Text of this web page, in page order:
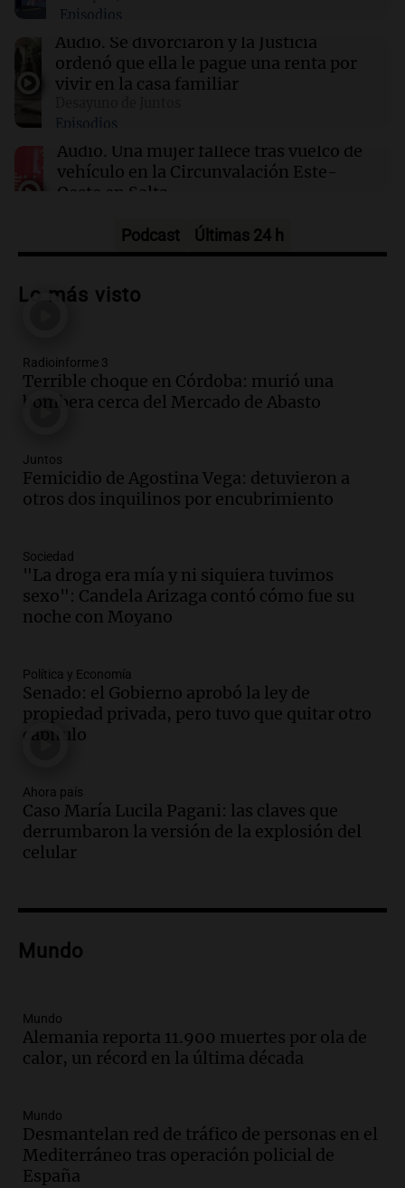
10:32 Mundo
Alemania reporta 11.900 muertes por ola de
calor, un récord en la última década
10:31 Fútbol
Messi respondió sobre el rumor que vinculaba
a su hijo Thiago con Barcelona
Episodios
Audio. Se divorciaron y la Justicia
ordenó que ella le pague una renta por
vivir en la casa familiar
Episodios
Audio. Una mujer fallece tras vuelco de
vehículo en la Circunvalación Este-
Oeste en Salta
Audio.Una mujer muere tras un vuelco
Salta
Audio.El Polo Obrero marcha en
Córdoba pidiendo trabajo genuino y
mejoras en programas sociales
Audio. La marcha de gremios y
organizaciones sociales por San
Episodios
Audio. San Cayetano y Aumento de
Peajes: Noticias Destacadas de
Argentina en un Resumen Actual
Episodios
Audio.Lewandowski contra el Gobierno:
"Es un proyecto de país que apunta a una
Argentina extractivista"
Audio.Kicillof critica la represión
policial en el Congreso por la ley de
propiedad privada
Audio.Comienza Expo La Bulaye 2026:
público en general
Audio.
Córdoba: detuvieron a otros dos
inquilinos por encubrimiento
Audio.Aumento de precios en papa y
cebolla: hasta 300% en algunos casos,
advierte Cofrutos
Podcast Últimas 24 h
Lo más visto
Radioinforme 3
Terrible choque en Córdoba: murió una
bombera cerca del Mercado de Abasto
Juntos
Femicidio de Agostina Vega: detuvieron a
otros dos inquilinos por encubrimiento
Sociedad
"La droga era mía y ni siquiera tuvimos
sexo": Candela Arizaga contó cómo fue su
noche con Moyano
Política y Economía
Senado: el Gobierno aprobó la ley de
propiedad privada, pero tuvo que quitar otro
capítulo
Ahora país
Caso María Lucila Pagani: las claves que
derrumbaron la versión de la explosión del
celular
Mundo
Mundo
Alemania reporta 11.900 muertes por ola de
calor, un récord en la última década
Mundo
Desmantelan red de tráfico de personas en el
Mediterráneo tras operación policial de
España